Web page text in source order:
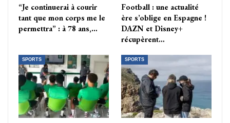
“Je continuerai à courir
tant que mon corps me le
permettra” : à 78 ans,…
Football : une actualité
ère s’oblige en Espagne !
DAZN et Disney+
récupèrent…
SPORTS SPORTS